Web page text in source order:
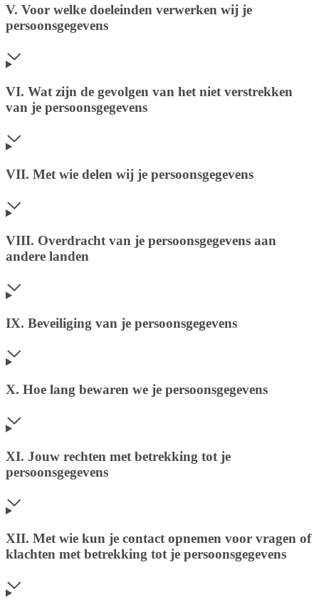
V. Voor welke doeleinden verwerken wij je
persoonsgegevens
VI. Wat zijn de gevolgen van het niet verstrekken
van je persoonsgegevens
VII. Met wie delen wij je persoonsgegevens
VIII. Overdracht van je persoonsgegevens aan
andere landen
IX. Beveiliging van je persoonsgegevens
X. Hoe lang bewaren we je persoonsgegevens
XI. Jouw rechten met betrekking tot je
persoonsgegevens
XII. Met wie kun je contact opnemen voor vragen of
klachten met betrekking tot je persoonsgegevens